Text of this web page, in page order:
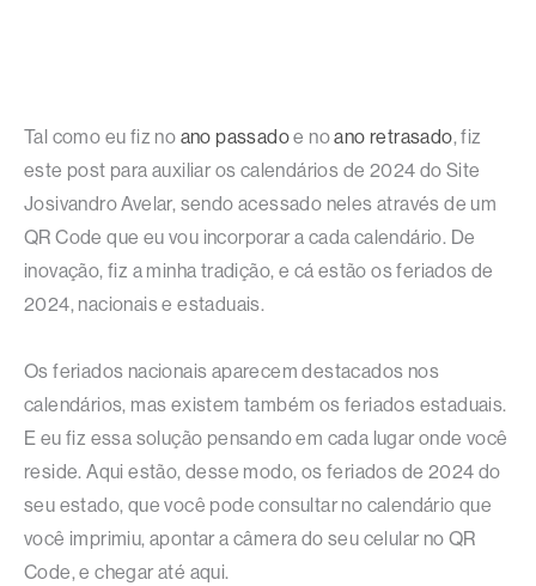
Tal como eu fiz no ano passadoe noano retrasado, fiz
este post para auxiliar os calendários de 2024 do Site
Josivandro Avelar, sendo acessado neles através de um
QR Code que eu vou incorporar a cada calendário. De
inovação, fiz a minha tradição, e cá estão os feriados de
2024, nacionais e estaduais.
Os feriados nacionais aparecem destacados nos
calendários, mas existem também os feriados estaduais.
E eu fiz essa solução pensando em cada lugar onde você
reside. Aqui estão, desse modo, os feriados de 2024 do
seu estado, que você pode consultar no calendário que
você imprimiu, apontar a câmera do seu celular no QR
Code, e chegar até aqui.